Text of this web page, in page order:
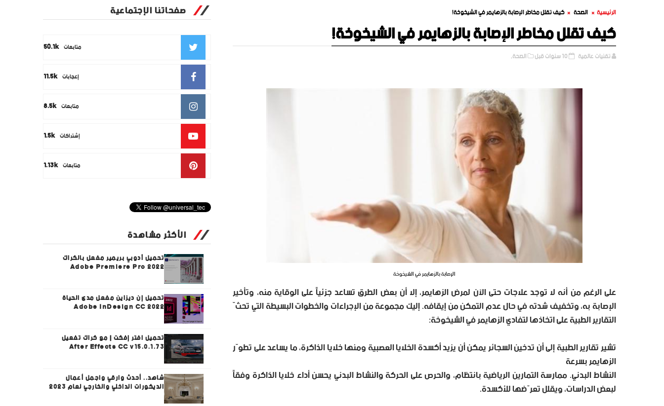
الرئيسية الصحة كيف تقلل مخاطر الإصابة بالزهايمر في الشيخوخة!
كيف تقلل مخاطر الإصابة بالزهايمر في الشيخوخة!
تقنيات عالمية 10 سنوات قبل الصحة,
الإصابة بالزهايمر في الشيخوخة
على الرغم من أنه لا توجد علاجات حتى الآن لمرض الزهايمر، إلا أن بعض الطرق تساعد جزئياً على الوقاية منه، وتأخير
الإصابة به، وتخفيف شدته في حال عدم التمكن من إيقافه. إليك مجموعة من الإجراءات والخطوات البسيطة التي تحثّ
التقارير الطبية على اتخاذها لتفادي الزهايمر في الشيخوخة:
تشير تقارير الطبية إلى أن تدخين السجائر يمكن أن يزيد أكسدة الخلايا العصبية ومنها خلايا الذاكرة، ما يساعد على تطوّر
الزهايمر بسرعة
النشاط البدني. ممارسة التمارين الرياضية بانتظام، والحرص على الحركة والنشاط البدني يحسن أداء خلايا الذاكرة وفقاً
لبعض الدراسات، ويقلل تعرّضها للأكسدة.
صفحاتنا الإجتماعية
50.1k متابعات
11.5k إعجابات
8.5k متابعات
1.5k إشتراكات
1.13k متابعات
الأكثر مشاهدة
تحميل أدوبي بريمير مفعل بالكراك
Adobe Premiere Pro 2022
تحميل إن ديزاين مفعل مدى الحياة
Adobe InDesign CC 2022
تحميل افتر إفكت | مع كراك تفعيل
After Effects CC v15.0.1.73
شاهد.. أحدث وارقي واجمل أعمال
الديكورات الداخلي والخارجي لعام 2023